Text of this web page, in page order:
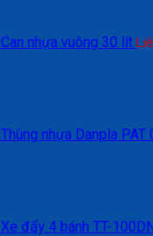
Can nhựa vuông 30 lít
Thùng nhựa Danpla PAT
Xe đẩy 4 bánh TT-